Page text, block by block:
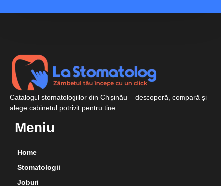
Catalogul stomatologiilor din Chișinău – descoperă, compară și
alege cabinetul potrivit pentru tine.
Meniu
Home
Stomatologii
Joburi